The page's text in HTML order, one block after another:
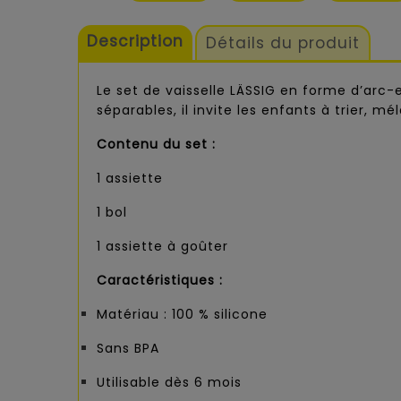
Description Détails du produit
Le set de vaisselle LÄSSIG en forme
séparables, il invite les enfants à trier,
Contenu du set :
1 assiette
1 bol
1 assiette à goûter
Caractéristiques :
Matériau : 100 % silicone
Sans BPA
Utilisable dès 6 mois